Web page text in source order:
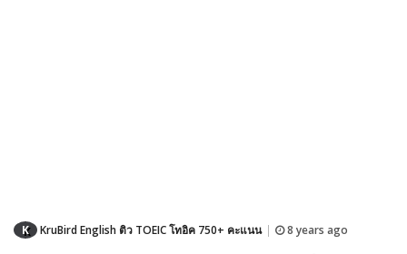
K KruBird English ติว TOEIC โทอิค 750+ คะแนน 8 years ago